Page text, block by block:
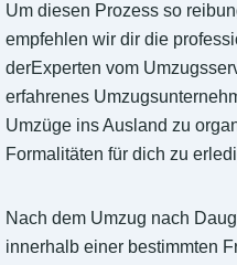
Um diesen Prozess so
empfehlen wir dir die
derExperten vom
erfahrenes
Umzüge ins Ausland zu
Formalitäten für dich zu
Nach dem Umzug nach
innerhalb einer bestimmten